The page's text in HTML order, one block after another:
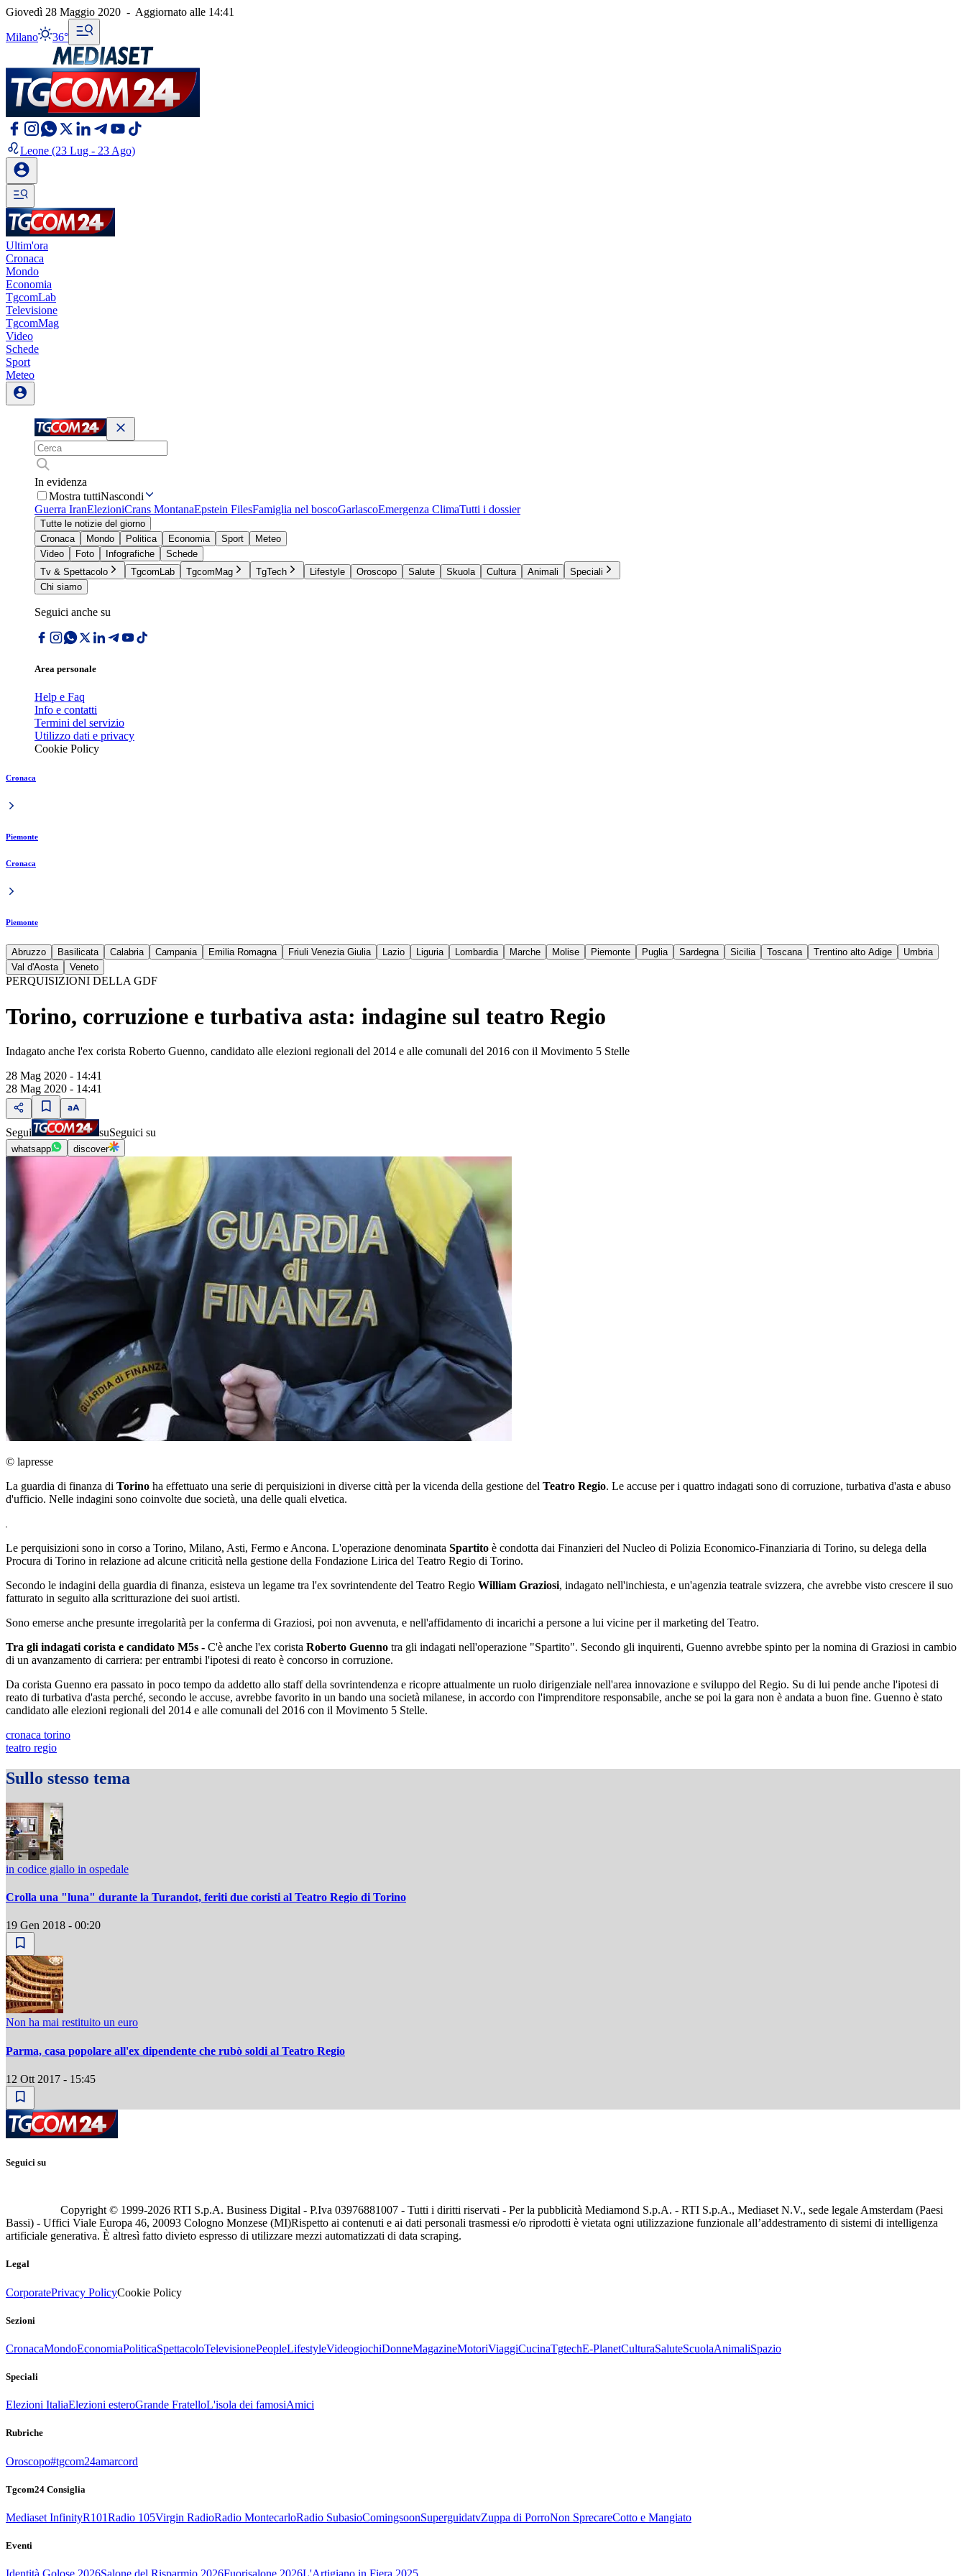
Giovedì 28 Maggio 2020 - Aggiornato alle 14:41
Milano 36°
Leone (23 Lug - 23 Ago)
Ultim'ora
Cronaca
Mondo
Economia
TgcomLab
Televisione
TgcomMag
Video
Schede
Sport
Meteo
In evidenza
Mostra tuttiNascondi
Guerra IranElezioniCrans MontanaEpstein FilesFamiglia nel boscoGarlascoEmergenza ClimaTutti i dossier
Tutte le notizie del giorno
Cronaca
Mondo Politica Economia Sport
Meteo
Video
Foto Infografiche
Schede
Tv & Spettacolo
TgcomLab TgcomMag TgTech Lifestyle Oroscopo Salute Skuola Cultura Animali
Speciali
Chi siamo
Seguici anche su
Area personale
Help e Faq
Info e contatti
Termini del servizio
Utilizzo dati e privacy
Cookie Policy
Cronaca
Piemonte
Cronaca
Piemonte
Abruzzo Basilicata Calabria Campania Emilia Romagna Friuli Venezia Giulia Lazio Liguria Lombardia Marche Molise Piemonte Puglia Sardegna Sicilia Toscana Trentino alto Adige
Umbria
Val d'Aosta
Veneto
PERQUISIZIONI DELLA GDF
Torino, corruzione e turbativa asta: indagine sul teatro Regio
Indagato anche l'ex corista Roberto Guenno, candidato alle elezioni regionali del 2014 e alle comunali del 2016 con il Movimento 5 Stelle
28 Mag 2020 - 14:41
28 Mag 2020 - 14:41
Segui suSeguici su
whatsapp discover
© lapresse
La guardia di finanza di Torino ha effettuato una serie di perquisizioni in diverse città per la vicenda della gestione del Teatro Regio. Le accuse per i quattro indagati sono di corruzione, turbativa d'asta e abuso
d'ufficio. Nelle indagini sono coinvolte due società, una delle quali elvetica.
Le perquisizioni sono in corso a Torino, Milano, Asti, Fermo e Ancona. L'operazione denominata Spartito è condotta dai Finanzieri del Nucleo di Polizia Economico-Finanziaria di Torino, su delega della
Procura di Torino in relazione ad alcune criticità nella gestione della Fondazione Lirica del Teatro Regio di Torino.
Secondo le indagini della guardia di finanza, esisteva un legame tra l'ex sovrintendente del Teatro Regio William Graziosi, indagato nell'inchiesta, e un'agenzia teatrale svizzera, che avrebbe visto crescere il suo
fatturato in seguito alla scritturazione dei suoi artisti.
Sono emerse anche presunte irregolarità per la conferma di Graziosi, poi non avvenuta, e nell'affidamento di incarichi a persone a lui vicine per il marketing del Teatro.
Tra gli indagati corista e candidato M5s - C'è anche l'ex corista Roberto Guenno tra gli indagati nell'operazione "Spartito". Secondo gli inquirenti, Guenno avrebbe spinto per la nomina di Graziosi in cambio
di un avanzamento di carriera: per entrambi l'ipotesi di reato è concorso in corruzione.
Da corista Guenno era passato in poco tempo da addetto allo staff della sovrintendenza e ricopre attualmente un ruolo dirigenziale nell'area innovazione e sviluppo del Regio. Su di lui pende anche l'ipotesi di
reato di turbativa d'asta perché, secondo le accuse, avrebbe favorito in un bando una società milanese, in accordo con l'imprenditore responsabile, anche se poi la gara non è andata a buon fine. Guenno è stato
candidato alle elezioni regionali del 2014 e alle comunali del 2016 con il Movimento 5 Stelle.
cronaca torino
teatro regio
Sullo stesso tema
in codice giallo in ospedale
Crolla una "luna" durante la Turandot, feriti due coristi al Teatro Regio di Torino
19 Gen 2018 - 00:20
Non ha mai restituito un euro
Parma, casa popolare all'ex dipendente che rubò soldi al Teatro Regio
12 Ott 2017 - 15:45
Seguici su
Copyright © 1999-2026 RTI S.p.A. Business Digital - P.Iva 03976881007 - Tutti i diritti riservati - Per la pubblicità Mediamond S.p.A. - RTI S.p.A., Mediaset N.V., sede legale Amsterdam (Paesi
Bassi) - Uffici Viale Europa 46, 20093 Cologno Monzese (MI)Rispetto ai contenuti e ai dati personali trasmessi e/o riprodotti è vietata ogni utilizzazione funzionale all’addestramento di sistemi di intelligenza
artificiale generativa. È altresì fatto divieto espresso di utilizzare mezzi automatizzati di data scraping.
Legal
CorporatePrivacy PolicyCookie Policy
Sezioni
CronacaMondoEconomiaPoliticaSpettacoloTelevisionePeopleLifestyleVideogiochiDonneMagazineMotoriViaggiCucinaTgtechE-PlanetCulturaSaluteScuolaAnimaliSpazio
Speciali
Elezioni ItaliaElezioni esteroGrande FratelloL'isola dei famosiAmici
Rubriche
Oroscopo#tgcom24amarcord
Tgcom24 Consiglia
Mediaset InfinityR101Radio 105Virgin RadioRadio MontecarloRadio SubasioComingsoonSuperguidatvZuppa di PorroNon SprecareCotto e Mangiato
Eventi